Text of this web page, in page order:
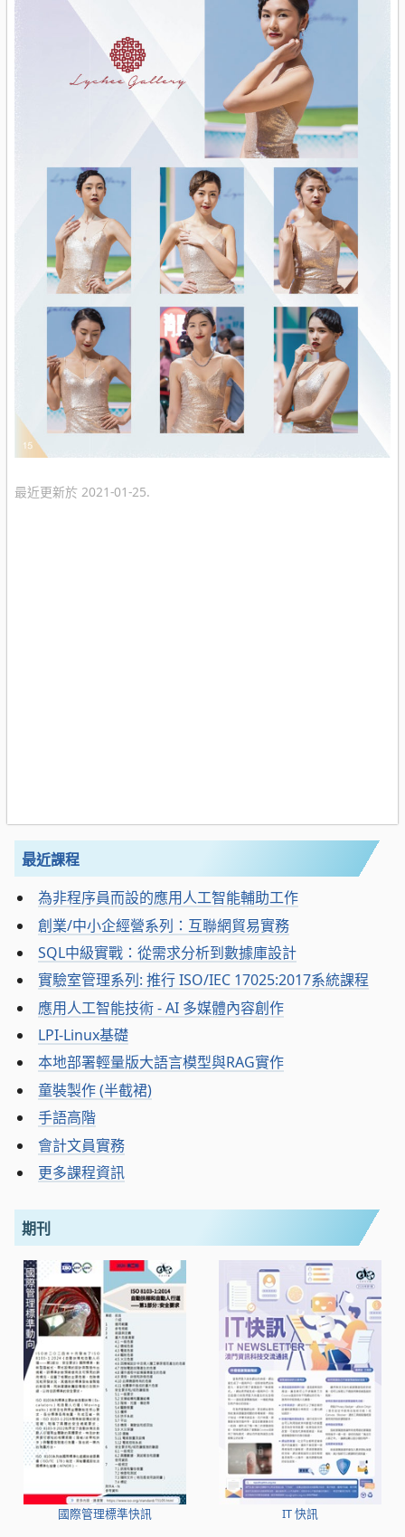
最近更新於 2021-01-25.
最近課程
為非程序員而設的應用人工智能輔助工作
創業/中小企經營系列：互聯網貿易實務
SQL中級實戰：從需求分析到數據庫設計
實驗室管理系列: 推行 ISO/IEC 17025:2017系統課程
應用人工智能技術 - AI 多媒體內容創作
LPI-Linux基礎
本地部署輕量版大語言模型與RAG實作
童裝製作 (半截裙)
手語高階
會計文員實務
更多課程資訊
期刊
國際管理標準快訊 IT 快訊